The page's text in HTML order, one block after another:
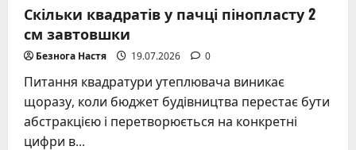
Скільки квадратів у пачці пінопласту 2
см завтовшки
Безнога Настя 19.07.2026 0
Питання квадратури утеплювача виникає
щоразу, коли бюджет будівництва перестає бути
абстракцією і перетворюється на конкретні
цифри в...